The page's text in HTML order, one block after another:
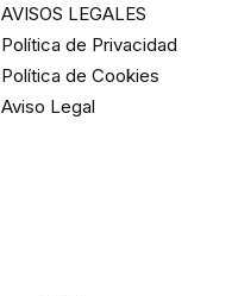
AVISOS LEGALES
Política de Privacidad
Política de Cookies
Aviso Legal